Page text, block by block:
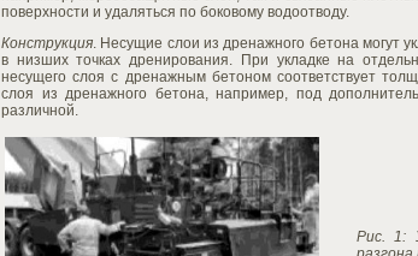
поверхности и удаляться по боковому водоотводу.
Конструкция . Несущие слои из дренажного бетона могут
в низших точках дренирования. При укладке на
несущего слоя с дренажным бетоном соответствует
слоя из дренажного бетона, например, под
различной.
Рис. 1: